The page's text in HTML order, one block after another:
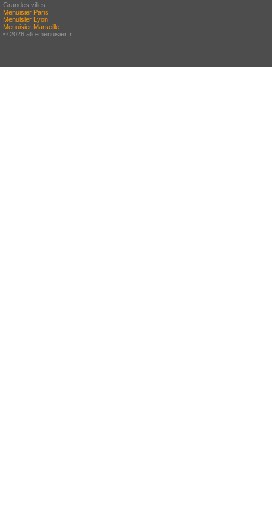
Grandes villes :
Menuisier Paris
Menuisier Lyon
Menuisier Marseille
© 2026 allo-menuisier.fr